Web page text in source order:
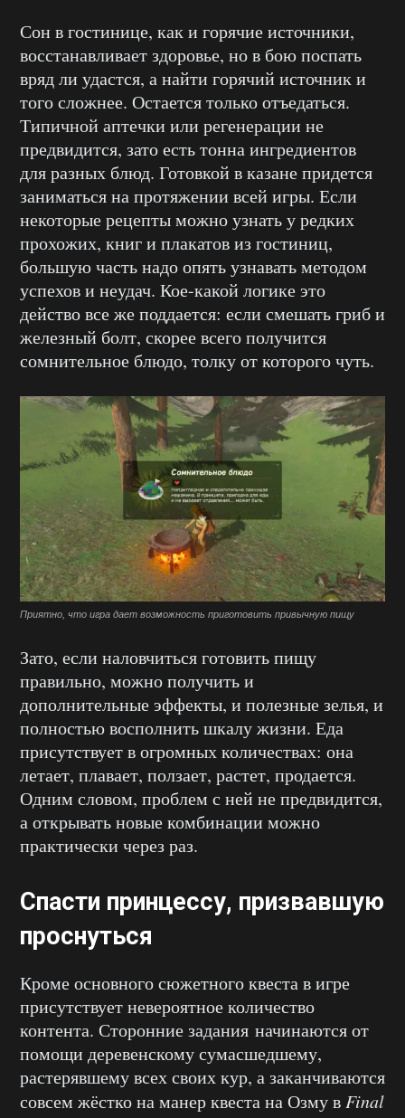
Сон в гостинице, как и горячие источники,
восстанавливает здоровье, но в бою поспать
вряд ли удастся, а найти горячий источник и
того сложнее. Остается только отъедаться.
Типичной аптечки или регенерации не
предвидится, зато есть тонна ингредиентов
для разных блюд. Готовкой в казане придется
заниматься на протяжении всей игры. Если
некоторые рецепты можно узнать у редких
прохожих, книг и плакатов из гостиниц,
большую часть надо опять узнавать методом
успехов и неудач. Кое-какой логике это
действо все же поддается: если смешать гриб и
железный болт, скорее всего получится
сомнительное блюдо, толку от которого чуть.
Приятно, что игра дает возможность приготовить привычную пищу
Зато, если наловчиться готовить пищу
правильно, можно получить и
дополнительные эффекты, и полезные зелья, и
полностью восполнить шкалу жизни. Еда
присутствует в огромных количествах: она
летает, плавает, ползает, растет, продается.
Одним словом, проблем с ней не предвидится,
а открывать новые комбинации можно
практически через раз.
Спасти принцессу, призвавшую
проснуться
Кроме основного сюжетного квеста в игре
присутствует невероятное количество
контента. Сторонние задания начинаются от
помощи деревенскому сумасшедшему,
растерявшему всех своих кур, а заканчиваются
совсем жёстко на манер квеста на Озму в Final